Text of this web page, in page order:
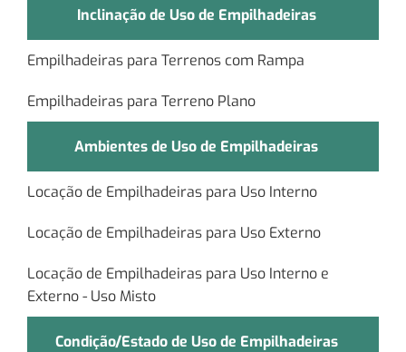
Inclinação de Uso de Empilhadeiras
Empilhadeiras para Terrenos com Rampa
Empilhadeiras para Terreno Plano
Ambientes de Uso de Empilhadeiras
Locação de Empilhadeiras para Uso Interno
Locação de Empilhadeiras para Uso Externo
Locação de Empilhadeiras para Uso Interno e
Externo - Uso Misto
Condição/Estado de Uso de Empilhadeiras